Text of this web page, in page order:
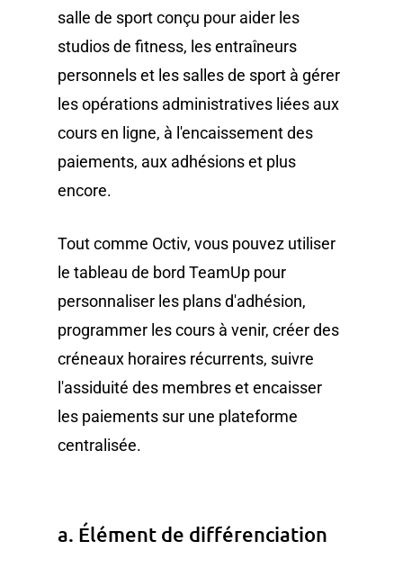
salle de sport conçu pour aider les
studios de fitness, les entraîneurs
personnels et les salles de sport à gérer
les opérations administratives liées aux
cours en ligne, à l'encaissement des
paiements, aux adhésions et plus
encore.
Tout comme Octiv, vous pouvez utiliser
le tableau de bord TeamUp pour
personnaliser les plans d'adhésion,
programmer les cours à venir, créer des
créneaux horaires récurrents, suivre
l'assiduité des membres et encaisser
les paiements sur une plateforme
centralisée.
a. Élément de différenciation